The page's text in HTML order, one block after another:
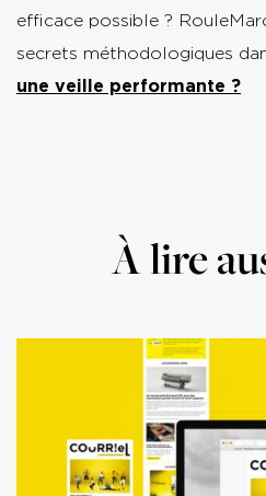
efficace possible ?
secrets méthodologiques
une veille performante ?
À lire